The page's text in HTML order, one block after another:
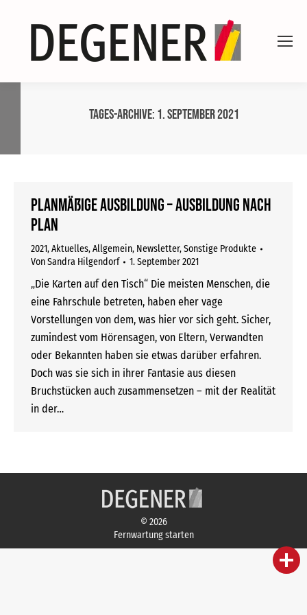
Tages-Archive: 1. September 2021
Planmäßige Ausbildung – Ausbildung nach
Plan
2021,Aktuelles,Allgemein, Newsletter,Sonstige Produkte
VonSandra Hilgendorf 1. September 2021
„Die Karten auf den Tisch“ Die meisten Menschen, die
eine Fahrschule betreten, haben eher vage
Vorstellungen von dem, was hier vor sich geht. Sicher,
zumindest vom Hörensagen, von Eltern, Verwandten
oder Bekannten haben sie etwas darüber erfahren.
Doch was sie sich in ihrer Fantasie aus diesen
Bruchstücken auch zusammensetzen – mit der Realität
in der…
© 2026
Fernwartung starten